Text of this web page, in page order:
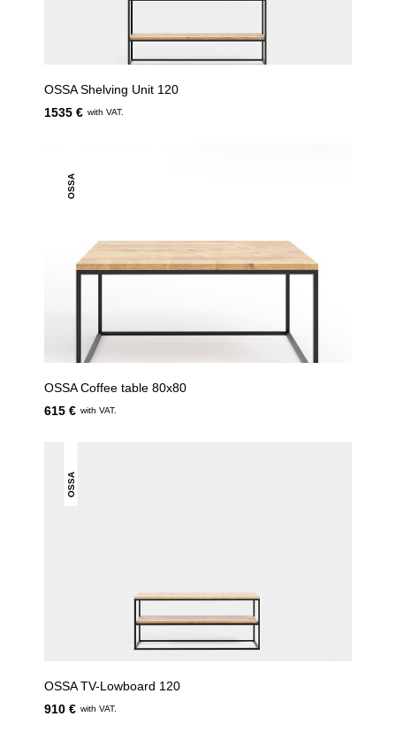
OSSA Shelving Unit 120
1535 € with VAT.
OSSA
OSSA Coffee table 80x80
615 € with VAT.
OSSA
OSSA TV-Lowboard 120
910 € with VAT.